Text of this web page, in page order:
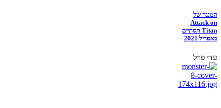
המנגה של
Attack on
Titan תסתיים
באפריל 2021
עדי פרל